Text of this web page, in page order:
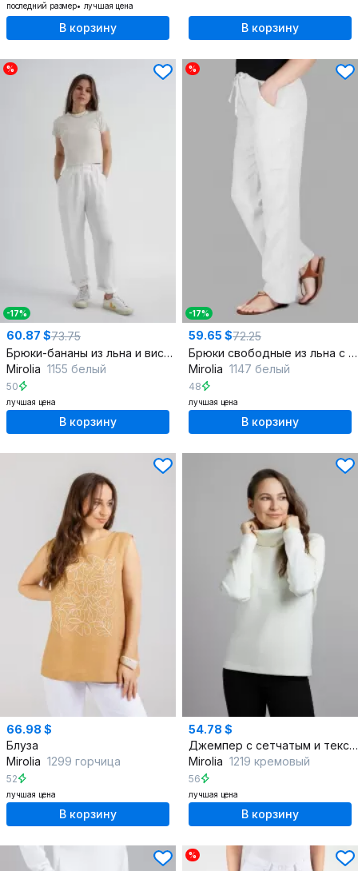
последний размер лучшая цена
В корзину В корзину
%
-17%
60.87 $73.75
Брюки-бананы из льна и вискозы с эффектом мятости
Mirolia 1155 белый
50
лучшая цена
В корзину
%
-17%
59.65 $72.25
Брюки свободные из льна с эффектом мятости и шнурком
Mirolia 1147 белый
48
лучшая цена
В корзину
66.98 $
Блуза
Mirolia 1299 горчица
52
лучшая цена
В корзину
54.78 $
Джемпер с сетчатым и текстурным акцентом стиль на каждый день
Mirolia 1219 кремовый
56
лучшая цена
В корзину
%